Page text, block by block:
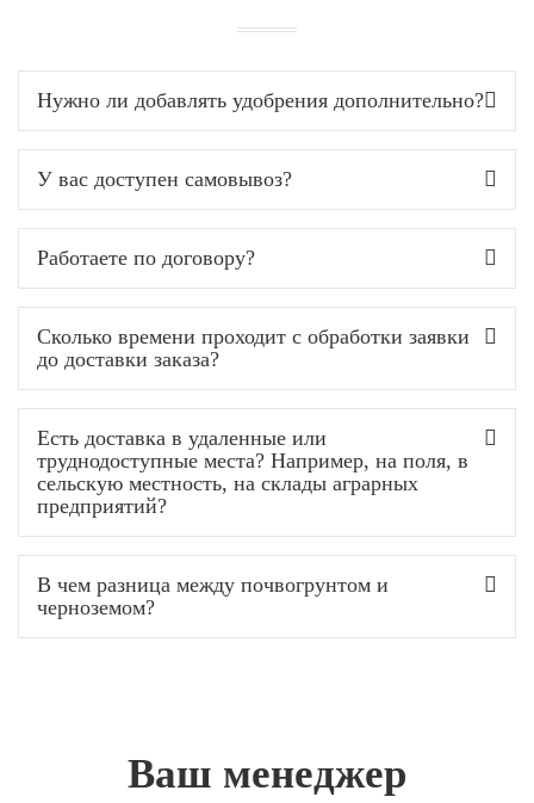
Нужно ли добавлять удобрения дополнительно?
У вас доступен самовывоз?
Работаете по договору?
Сколько времени проходит с обработки заявки
до доставки заказа?
Есть доставка в удаленные или
труднодоступные места? Например, на поля, в
сельскую местность, на склады аграрных
предприятий?
В чем разница между почвогрунтом и
черноземом?
Ваш менеджер